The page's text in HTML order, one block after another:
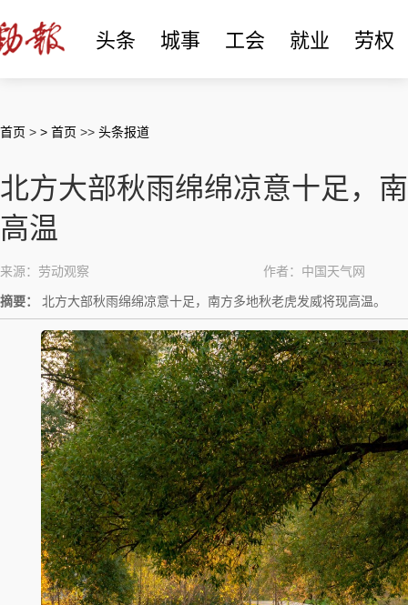
头条 城事 工会 就业 劳权
首页 > > 首页 >> 头条报道
北方大部秋雨绵绵凉意十足，
高温
来源：劳动观察 作者：中国天气网
摘要： 北方大部秋雨绵绵凉意十足，南方多地秋老虎发威将现高温。